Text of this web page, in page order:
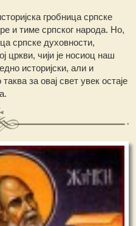
гробница српске
и тиме српског народа. Но,
српске духовности,
цркви, чији је носиоц наш
историјски, али и
за овај свет увек остаје